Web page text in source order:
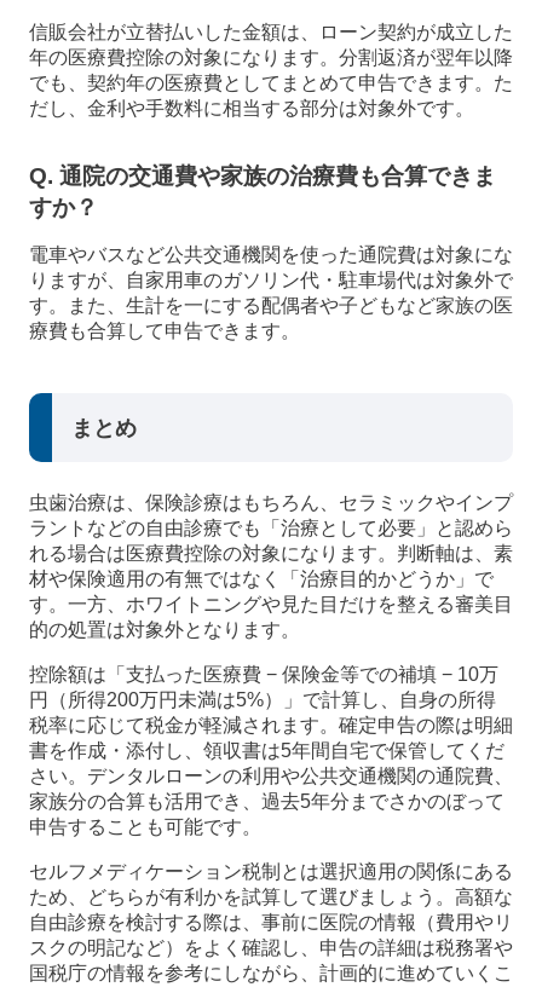
信販会社が立替払いした金額は、ローン契約が成立した
年の医療費控除の対象になります。分割返済が翌年以降
でも、契約年の医療費としてまとめて申告できます。た
だし、金利や手数料に相当する部分は対象外です。
Q. 通院の交通費や家族の治療費も合算できま
すか？
電車やバスなど公共交通機関を使った通院費は対象にな
りますが、自家用車のガソリン代・駐車場代は対象外で
す。また、生計を一にする配偶者や子どもなど家族の医
療費も合算して申告できます。
まとめ
虫歯治療は、保険診療はもちろん、セラミックやインプ
ラントなどの自由診療でも「治療として必要」と認めら
れる場合は医療費控除の対象になります。判断軸は、素
材や保険適用の有無ではなく「治療目的かどうか」で
す。一方、ホワイトニングや見た目だけを整える審美目
的の処置は対象外となります。
控除額は「支払った医療費 − 保険金等での補填 − 10万
円（所得200万円未満は5%）」で計算し、自身の所得
税率に応じて税金が軽減されます。確定申告の際は明細
書を作成・添付し、領収書は5年間自宅で保管してくだ
さい。デンタルローンの利用や公共交通機関の通院費、
家族分の合算も活用でき、過去5年分までさかのぼって
申告することも可能です。
セルフメディケーション税制とは選択適用の関係にある
ため、どちらが有利かを試算して選びましょう。高額な
自由診療を検討する際は、事前に医院の情報（費用やリ
スクの明記など）をよく確認し、申告の詳細は税務署や
国税庁の情報を参考にしながら、計画的に進めていくこ